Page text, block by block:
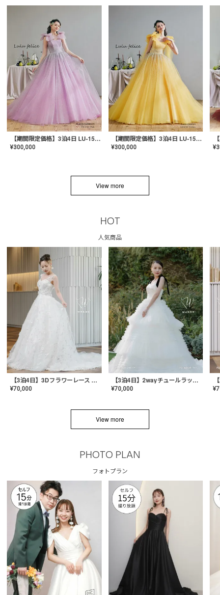
【期間限定価格】3泊4日 LU-1501(Pink)
¥300,000
【期間限定価格】3泊4日 LU-1501(Yellow)
¥300,000 ¥
View more
HOT
人気商品
【3泊4日】3Dフラワーレース ドレス〈PD-WDOR-331〉
¥70,000
【3泊4日】2wayチュールラッフルドレス〈PD-WDOR-341RTL〉
¥70,000 ¥
View more
PHOTO PLAN
フォトプラン